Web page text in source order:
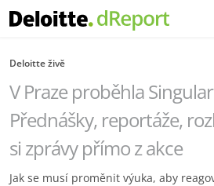
Deloitte živě
V Praze proběhla
Přednášky, reportáže,
si zprávy přímo z akce
Jak se musí proměnit výuka, aby